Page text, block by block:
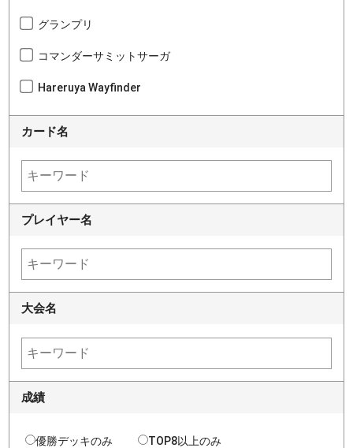
グランプリ
コマンダーサミットサーガ
Hareruya Wayfinder
カード名
プレイヤー名
大会名
成績
優勝デッキのみ TOP8以上のみ